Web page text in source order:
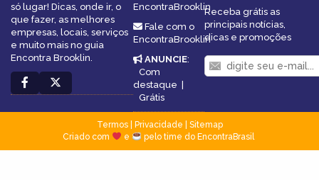
só lugar! Dicas, onde ir, o
que fazer, as melhores
empresas, locais, serviços
e muito mais no guia
Encontra Brooklin.
EncontraBrooklin
Fale com o
EncontraBrooklin
ANUNCIE:
Com
destaque
Grátis
Receba grátis as
principais notícias,
dicas e promoções
Termos| Privacidade
Sitemap
Criado com
e pelo time do EncontraBrasil